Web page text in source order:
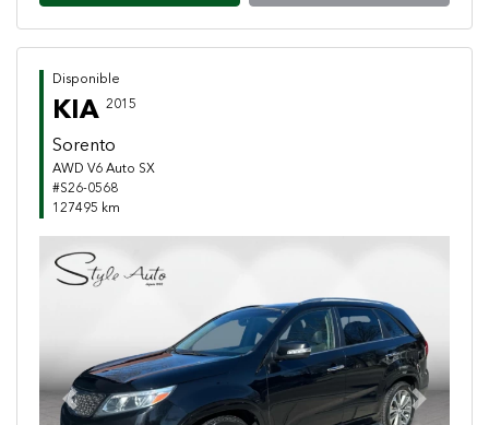
Disponible
KIA 2015
Sorento
AWD V6 Auto SX
#S26-0568
127495 km
Previous Next